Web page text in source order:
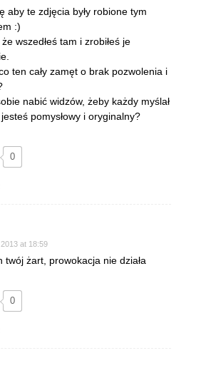
aby te zdjęcia były robione tym
:)
wszedłeś tam i zrobiłeś je
ten cały zamęt o brak pozwolenia i
nabić widzów, żeby każdy myślał
pomysłowy i oryginalny?
0
at 18:59
twój żart, prowokacja nie działa
0